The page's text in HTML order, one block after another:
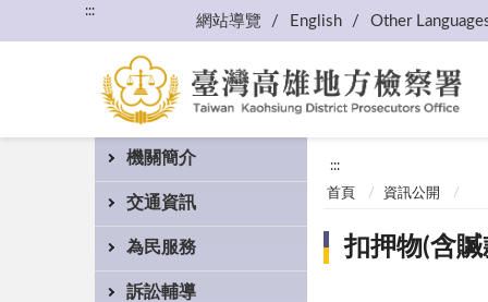
:::
網站導覽 English Other
機關簡介
交通資訊
為民服務
訴訟輔導
:::
首頁 資訊公開
扣押物(含